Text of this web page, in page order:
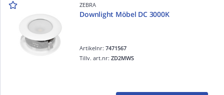
ZEBRA
Downlight Möbel DC 3000K
Artikelnr:7471567
Tillv. art.nr:ZD2MWS